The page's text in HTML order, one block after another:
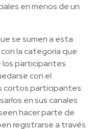
en menos de un
se sumen a esta
la categoría que
los participantes
con el
cortos participantes
en sus canales
hacer parte de
registrarse a través